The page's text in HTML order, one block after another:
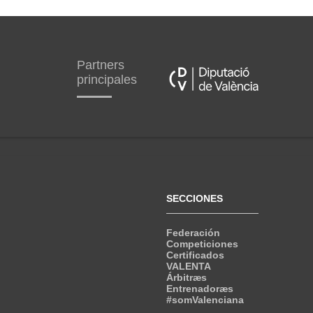
Partners
principales
SECCIONES
Federación
Competiciones
Certificados
VALENTA
Árbitræs
Entrenadoræs
#somValenciana